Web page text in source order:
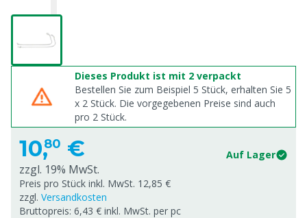
Dieses Produkt ist mit 2 verpackt
Bestellen Sie zum Beispiel 5 Stück, erhalten Sie 5
x 2 Stück. Die vorgegebenen Preise sind auch
pro 2 Stück.
10,80 € Auf Lager
zzgl. 19% MwSt.
Preis pro Stück inkl. MwSt. 12,85 €
zzgl. Versandkosten
Bruttopreis: 6,43 € inkl. MwSt. per pc